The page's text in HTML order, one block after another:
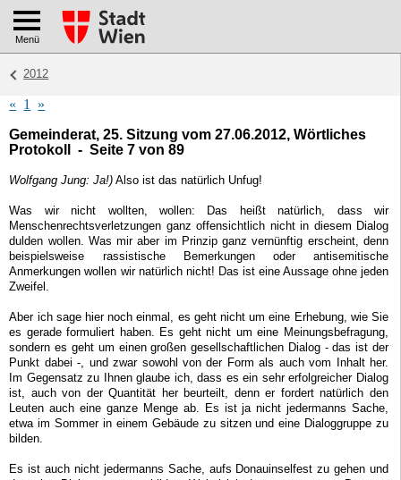
Menü
2012
« 1
»
Gemeinderat, 25. Sitzung vom 27.06.2012, Wörtliches
Protokoll - Seite 7 von 89
Wolfgang Jung: Ja!) Also ist das natürlich Unfug!
Was wir nicht wollten, wollen: Das heißt natürlich, dass wir
Menschenrechtsverletzungen ganz offensichtlich nicht in diesem Dialog
dulden wollen. Was mir aber im Prinzip ganz vernünftig erscheint, denn
beispielsweise rassistische Bemerkungen oder antisemitische
Anmerkungen wollen wir natürlich nicht! Das ist eine Aussage ohne jeden
Zweifel.
Aber ich sage hier noch einmal, es geht nicht um eine Erhebung, wie Sie
es gerade formuliert haben. Es geht nicht um eine Meinungsbefragung,
sondern es geht um einen großen gesellschaftlichen Dialog - das ist der
Punkt dabei -, und zwar sowohl von der Form als auch vom Inhalt her.
Im Gegensatz zu Ihnen glaube ich, dass es ein sehr erfolgreicher Dialog
ist, auch von der Quantität her beurteilt, denn er fordert natürlich den
Leuten auch eine ganze Menge ab. Es ist ja nicht jedermanns Sache,
etwa im Sommer in einem Gebäude zu sitzen und eine Dialoggruppe zu
bilden.
Es ist auch nicht jedermanns Sache, aufs Donauinselfest zu gehen und